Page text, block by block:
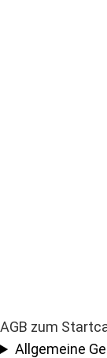
AGB zum
Allgemeine